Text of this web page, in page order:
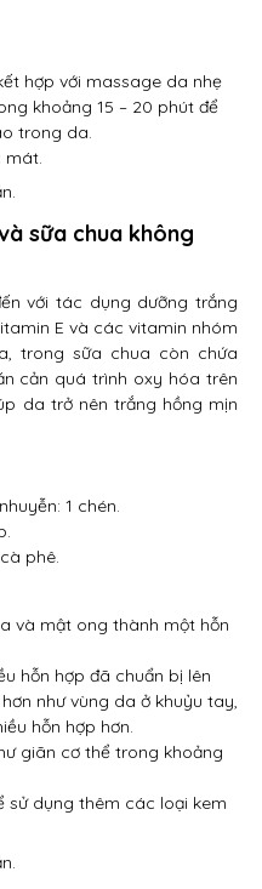
hợp với massage da nhẹ
khoảng 15 – 20 phút để
trong da.
mát.
sữa chua không
với tác dụng dưỡng trắng
E và các vitamin nhóm
trong sữa chua còn chứa
cản quá trình oxy hóa trên
da trở nên trắng hồng mịn
1 chén.
phê.
và mật ong thành một hỗn
hỗn hợp đã chuẩn bị lên
như vùng da ở khuỷu tay,
hỗn hợp hơn.
giãn cơ thể trong khoảng
sử dụng thêm các loại kem